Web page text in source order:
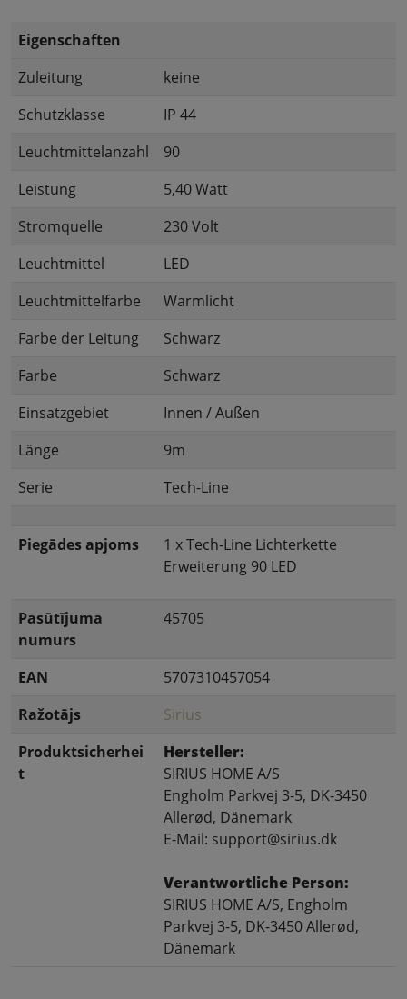
Eigenschaften
Zuleitung
keine
Schutzklasse
IP 44
Leuchtmittelanzahl
90
Leistung
5,40 Watt
Stromquelle
230 Volt
Leuchtmittel
LED
Leuchtmittelfarbe
Warmlicht
Farbe der Leitung
Schwarz
Farbe
Schwarz
Einsatzgebiet
Innen / Außen
Länge
9m
Serie
Tech-Line
Piegādes apjoms
1 x Tech-Line Lichterkette
Erweiterung 90 LED
Pasūtījuma
numurs
45705
EAN
5707310457054
Ražotājs
Sirius
Produktsicherhei
t
Hersteller:
SIRIUS HOME A/S
Engholm Parkvej 3-5, DK-3450
Allerød, Dänemark
E-Mail: support@sirius.dk
Verantwortliche Person:
SIRIUS HOME A/S, Engholm
Parkvej 3-5, DK-3450 Allerød,
Dänemark